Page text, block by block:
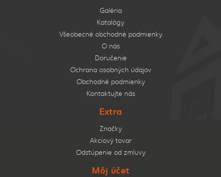
Galéria
Katalógy
Všeobecné obchodné podmienky
O nás
Doručenie
Ochrana osobných údajov
Obchodné podmienky
Kontaktujte nás
Extra
Značky
Akciový tovar
Odstúpenie od zmluvy
Môj účet